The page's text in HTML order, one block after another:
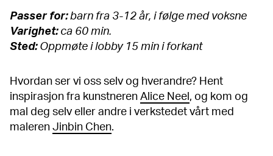
Passer for:barn fra 3-12 år, i følge med voksne
Varighet:ca 60 min.
Sted:Oppmøte i lobby 15 min i forkant
Hvordan ser vi oss selv og hverandre? Hent
inspirasjon fra kunstneren Alice Neel , og kom og
mal deg selv eller andre i verkstedet vårt med
maleren Jinbin Chen.